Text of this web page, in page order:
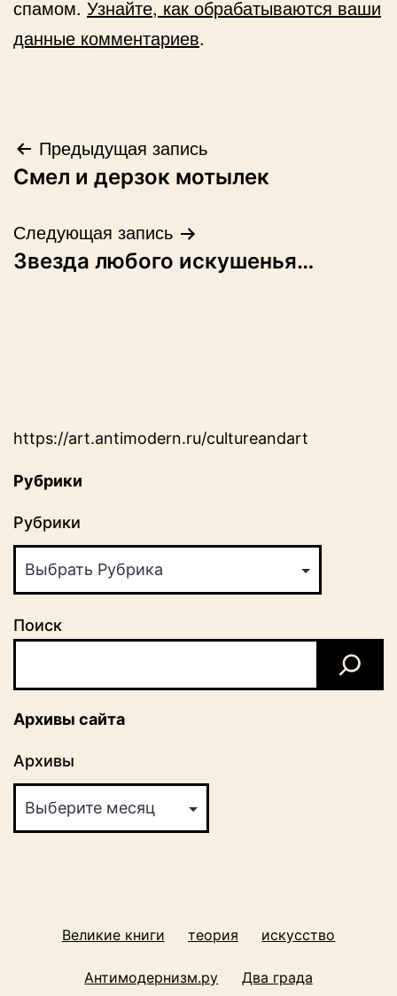
спамом. Узнайте, как обрабатываются ваши
данные комментариев.
Навигация
по
записям
Предыдущая запись
Смел и дерзок мотылек
Следующая запись
Звезда любого искушенья…
https://art.antimodern.ru/cultureandart
Рубрики
Рубрики
Поиск
Архивы сайта
Архивы
Великие книги теория искусство
Антимодернизм.ру Два града